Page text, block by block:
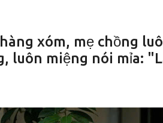
xóm, mẹ chồng
luôn miệng nói mỉa: